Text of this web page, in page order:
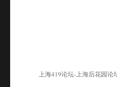
上海419论坛-上海后花园论